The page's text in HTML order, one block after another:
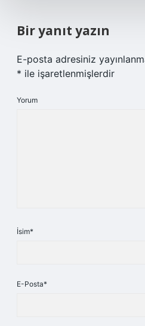
Bir yanıt yazın
E-posta adresiniz
* ile işaretlenmişlerdir
Yorum
İsim*
E-Posta*